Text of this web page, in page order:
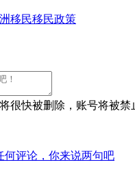
移民移民政策
很快被删除，账号将被禁
何评论，你来说两句吧